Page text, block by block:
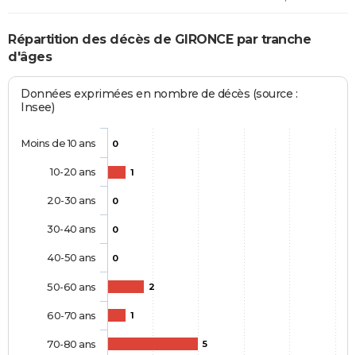
Répartition des décès de GIRONCE par tranche
d'âges
Données exprimées en nombre de décès (source :
Insee)
0
1
0
0
0
2
1
5
Moins de 10 ans
10-20 ans
20-30 ans
30-40 ans
40-50 ans
50-60 ans
60-70 ans
70-80 ans